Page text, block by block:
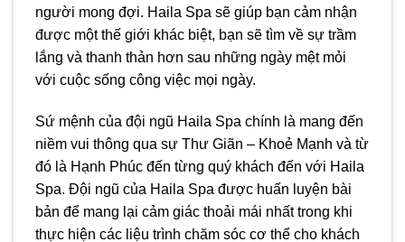
người mong đợi. Haila Spa sẽ giúp bạn cảm nhận
được một thế giới khác biệt, bạn sẽ tìm về sự trầm
lắng và thanh thản hơn sau những ngày mệt mỏi
với cuộc sống công việc mọi ngày.
Sứ mệnh của đội ngũ Haila Spa chính là mang đến
niềm vui thông qua sự Thư Giãn – Khoẻ Mạnh và từ
đó là Hạnh Phúc đến từng quý khách đến với Haila
Spa. Đội ngũ của Haila Spa được huấn luyện bài
bản để mang lại cảm giác thoải mái nhất trong khi
thực hiện các liệu trình chăm sóc cơ thể cho khách